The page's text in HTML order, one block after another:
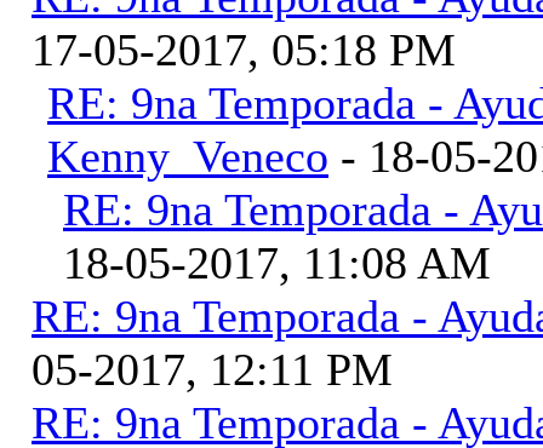
17-05-2017, 05:18 PM
RE: 9na Temporada -
Kenny_Veneco - 18-05-
RE: 9na Temporada -
18-05-2017, 11:08 AM
RE: 9na Temporada -
05-2017, 12:11 PM
RE: 9na Temporada -